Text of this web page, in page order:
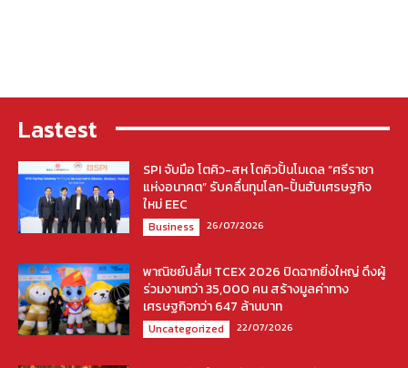
Lastest
SPI จับมือ โตคิว-สห โตคิวปั้นโมเดล “ศรีราชา
แห่งอนาคต” รับคลื่นทุนโลก-ปั้นฮับเศรษฐกิจ
ใหม่ EEC
Business 26/07/2026
พาณิชย์ปลื้ม! TCEX 2026 ปิดฉากยิ่งใหญ่ ดึงผู้
ร่วมงานกว่า 35,000 คน สร้างมูลค่าทาง
เศรษฐกิจกว่า 647 ล้านบาท
Uncategorized 22/07/2026